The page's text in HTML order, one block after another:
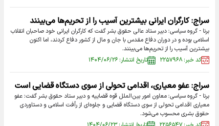
سراج: کارگران ایرانی بیشترین آسیب را از تحریم‌ها می‌بینند
برنا - گروه سیاسی: دبیر ستاد عالی حقوق بشر گفت که کارگران ایرانی خود صاحبان انقلاب
اسلامی بوده و در دوران دفاع مقدس با جان و مال از کشور دفاع کردند، اما اکنون
بیشترین آسیب را از تحریم‌ها می‌بینند.
کد خبر: ۲۲۵۷۹۶۸
تاریخ انتشار: ۱۴۰۴/۰۶/۲۶
سراج: عفو معیاری، اقدامی تحولی از سوی دستگاه قضایی است
برنا - گروه سیاسی: معاون امور بین‌الملل قوه قضاییه و دبیر ستاد حقوق بشر گفت: عفو
معیاری اقدامی تحولی از سوی دستگاه قضایی و جلوه‌ای از رأفت اسلامی و دستاوردی
حقوق بشری محسوب می‌شود.